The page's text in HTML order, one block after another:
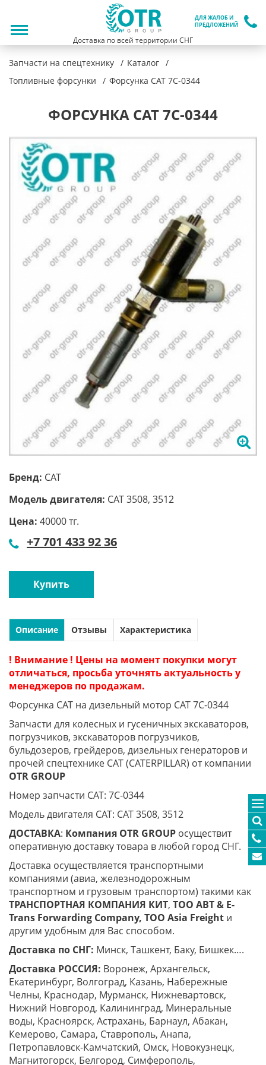
ДЛЯ ЖАЛОБ И
ПРЕДЛОЖЕНИЙ
Доставка по всей территории СНГ
Запчасти на спецтехнику
Каталог
Топливные форсунки
Форсунка CAT 7C-0344
ФОРСУНКА CAT 7C-0344
Бренд: CAT
Модель двигателя: CAT 3508, 3512
Цена: 40000 тг.
+7 701 433 92 36
Купить
Описание Отзывы Характеристика
! Внимание ! Цены на момент покупки могут
отличаться, просьба уточнять актуальность у
менеджеров по продажам.
Форсунка CAT на дизельный мотор CAT 7C-0344
Запчасти для колесных и гусеничных экскаваторов,
погрузчиков, экскаваторов погрузчиков,
бульдозеров, грейдеров, дизельных генераторов и
прочей спецтехнике CAT (CATERPILLAR) от компании
OTR GROUP
Номер запчасти CAT: 7C-0344
Модель двигателя CAT: CAT 3508, 3512
ДОСТАВКА: Компания OTR GROUP осуществит
оперативную доставку товара в любой город СНГ.
Доставка осуществляется транспортными
компаниями (авиа, железнодорожным
транспортном и грузовым транспортом) такими как
ТРАНСПОРТНАЯ КОМПАНИЯ КИТ, ТОО ABT & E-
Trans Forwarding Company, ТОО Asia Freight и
другим удобным для Вас способом.
Доставка по СНГ: Минск, Ташкент, Баку, Бишкек….
Доставка РОССИЯ: Воронеж, Архангельск,
Екатеринбург, Волгоград, Казань, Набережные
Челны, Краснодар, Мурманск, Нижневартовск,
Нижний Новгород, Калининград, Минеральные
воды, Красноярск, Астрахань, Барнаул, Абакан,
Кемерово, Самара, Ставрополь, Анапа,
Петропавловск-Камчатский, Омск, Новокузнецк,
Магнитогорск, Белгород, Симферополь,